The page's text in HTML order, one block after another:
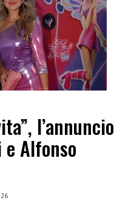
l’annuncio
Alfonso